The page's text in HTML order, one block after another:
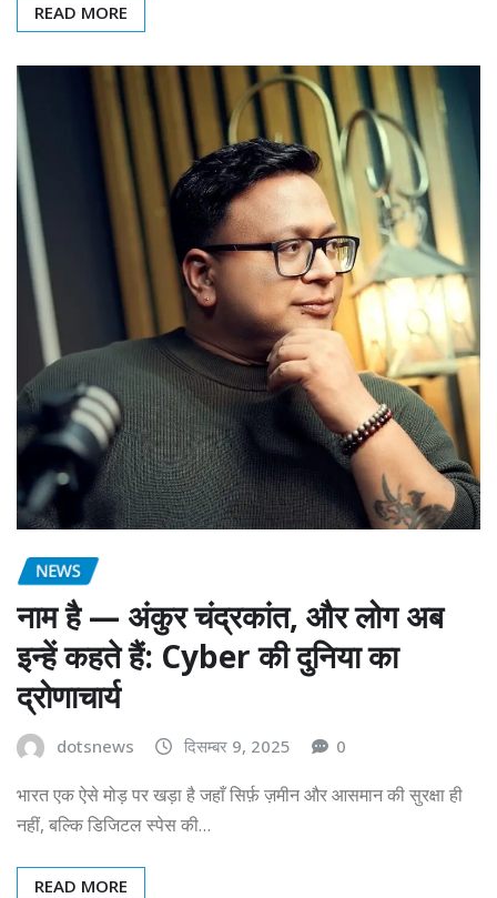
READ MORE
NEWS
नाम है — अंकुर चंद्रकांत, और लोग अब
इन्हें कहते हैं: Cyber की दुनिया का
द्रोणाचार्य
dotsnews दिसम्बर 9, 2025 0
भारत एक ऐसे मोड़ पर खड़ा है जहाँ सिर्फ़ ज़मीन और आसमान की सुरक्षा ही
नहीं, बल्कि डिजिटल स्पेस की…
READ MORE